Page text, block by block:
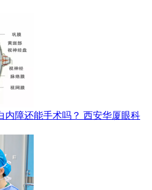
内障还能手术吗？ 西安华厦眼科